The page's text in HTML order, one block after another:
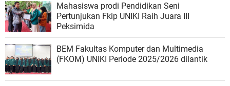
Mahasiswa prodi Pendidikan Seni
Pertunjukan Fkip UNIKI Raih Juara III
Peksimida
BEM Fakultas Komputer dan Multimedia
(FKOM) UNIKI Periode 2025/2026 dilantik